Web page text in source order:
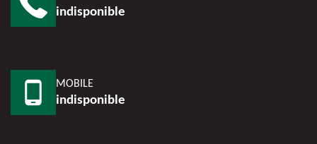
indisponible
MOBILE
indisponible